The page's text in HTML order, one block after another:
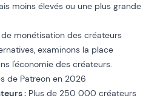
moins élevés ou une plus grande
monétisation des créateurs
examinons la place
l'économie des créateurs.
de Patreon en 2026
: Plus de 250 000 créateurs